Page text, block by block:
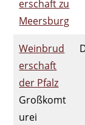
erschaft zu
Meersburg
Weinbrud
erschaft
der Pfalz
Großkomt
urei